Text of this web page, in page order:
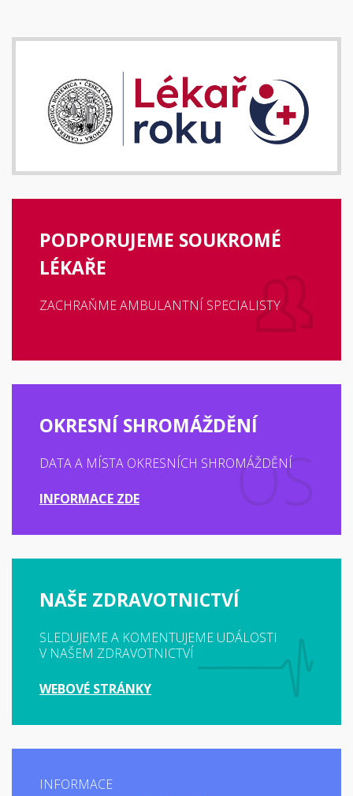
PODPORUJEME SOUKROMÉ
LÉKAŘE
ZACHRAŇME AMBULANTNÍ SPECIALISTY
OKRESNÍ SHROMÁŽDĚNÍ
DATA A MÍSTA OKRESNÍCH SHROMÁŽDĚNÍ
INFORMACE ZDE
NAŠE ZDRAVOTNICTVÍ
SLEDUJEME A KOMENTUJEME UDÁLOSTI
V NAŠEM ZDRAVOTNICTVÍ
WEBOVÉ STRÁNKY
INFORMACE